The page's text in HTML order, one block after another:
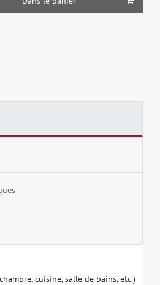
chambre, cuisine, salle de bains, etc.)